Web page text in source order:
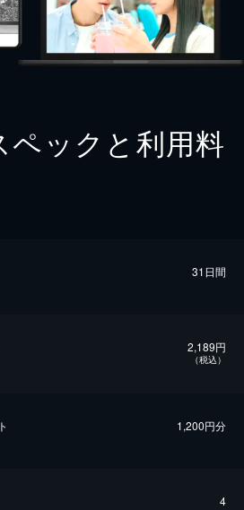
ペックと利用料
31日間
2,189円
（税込）
1,200円分
4